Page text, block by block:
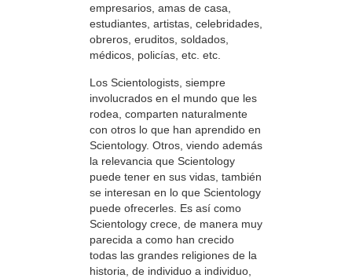
empresarios, amas de casa,
estudiantes, artistas, celebridades,
obreros, eruditos, soldados,
médicos, policías, etc. etc.
Los Scientologists, siempre
involucrados en el mundo que les
rodea, comparten naturalmente
con otros lo que han aprendido en
Scientology. Otros, viendo además
la relevancia que Scientology
puede tener en sus vidas, también
se interesan en lo que Scientology
puede ofrecerles. Es así como
Scientology crece, de manera muy
parecida a como han crecido
todas las grandes religiones de la
historia, de individuo a individuo,